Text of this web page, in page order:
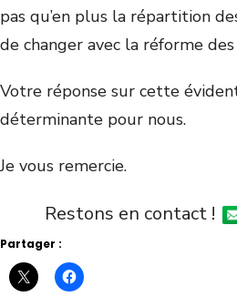
pas qu’en plus la répartition
de changer avec la réforme
Votre réponse sur cette
déterminante pour nous.
Je vous remercie.
Restons en contact !
Partager :